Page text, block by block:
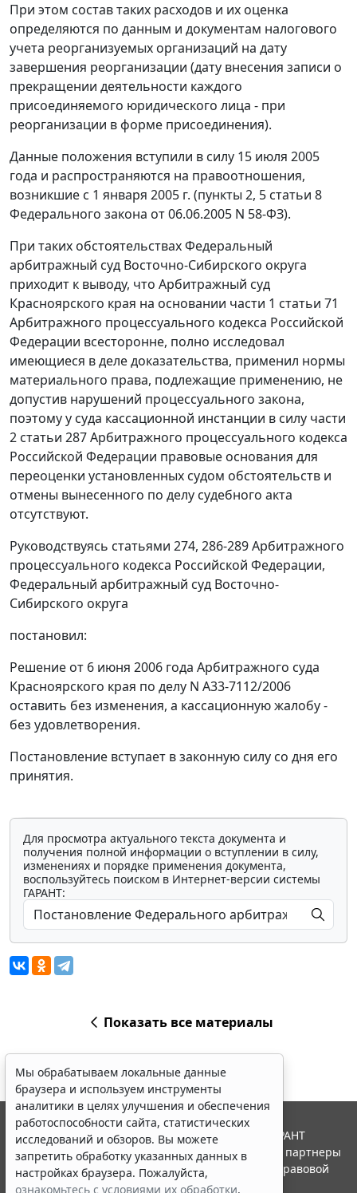
При этом состав таких расходов и их оценка
определяются по данным и документам налогового
учета реорганизуемых организаций на дату
завершения реорганизации (дату внесения записи о
прекращении деятельности каждого
присоединяемого юридического лица - при
реорганизации в форме присоединения).
Данные положения вступили в силу 15 июля 2005
года и распространяются на правоотношения,
возникшие с 1 января 2005 г. (пункты 2, 5 статьи 8
Федерального закона от 06.06.2005 N 58-ФЗ).
При таких обстоятельствах Федеральный
арбитражный суд Восточно-Сибирского округа
приходит к выводу, что Арбитражный суд
Красноярского края на основании части 1 статьи 71
Арбитражного процессуального кодекса Российской
Федерации всесторонне, полно исследовал
имеющиеся в деле доказательства, применил нормы
материального права, подлежащие применению, не
допустив нарушений процессуального закона,
поэтому у суда кассационной инстанции в силу части
2 статьи 287Арбитражного процессуального кодекса
Российской Федерации правовые основания для
переоценки установленных судом обстоятельств и
отмены вынесенного по делу судебного акта
отсутствуют.
Руководствуясь статьями 274, 286-289Арбитражного
процессуального кодекса Российской Федерации,
Федеральный арбитражный суд Восточно-
Сибирского округа
постановил:
Решение от 6 июня 2006 года Арбитражного суда
Красноярского края по делу N А33-7112/2006
оставить без изменения, а кассационную жалобу -
без удовлетворения.
Постановление вступает в законную силу со дня его
принятия.
Для просмотра актуального текста документа и
получения полной информации о вступлении в силу,
изменениях и порядке применения документа,
воспользуйтесь поиском в Интернет-версии системы
ГАРАНТ:
Показать все материалы
Мы обрабатываем локальные данные
браузера и используем инструменты
аналитики в целях улучшения и обеспечения
работоспособности сайта, статистических
исследований и обзоров. Вы можете
запретить обработку указанных данных в
настройках браузера. Пожалуйста,
ознакомьтесь с условиями их обработки.
© ООО "НПП "ГАРАНТ-СЕРВИС", 2026. Система ГАРАНТ
выпускается с 1990 года. Компания "Гарант" и ее партнеры
являются участниками Российской ассоциации правовой
информации ГАРАНТ.